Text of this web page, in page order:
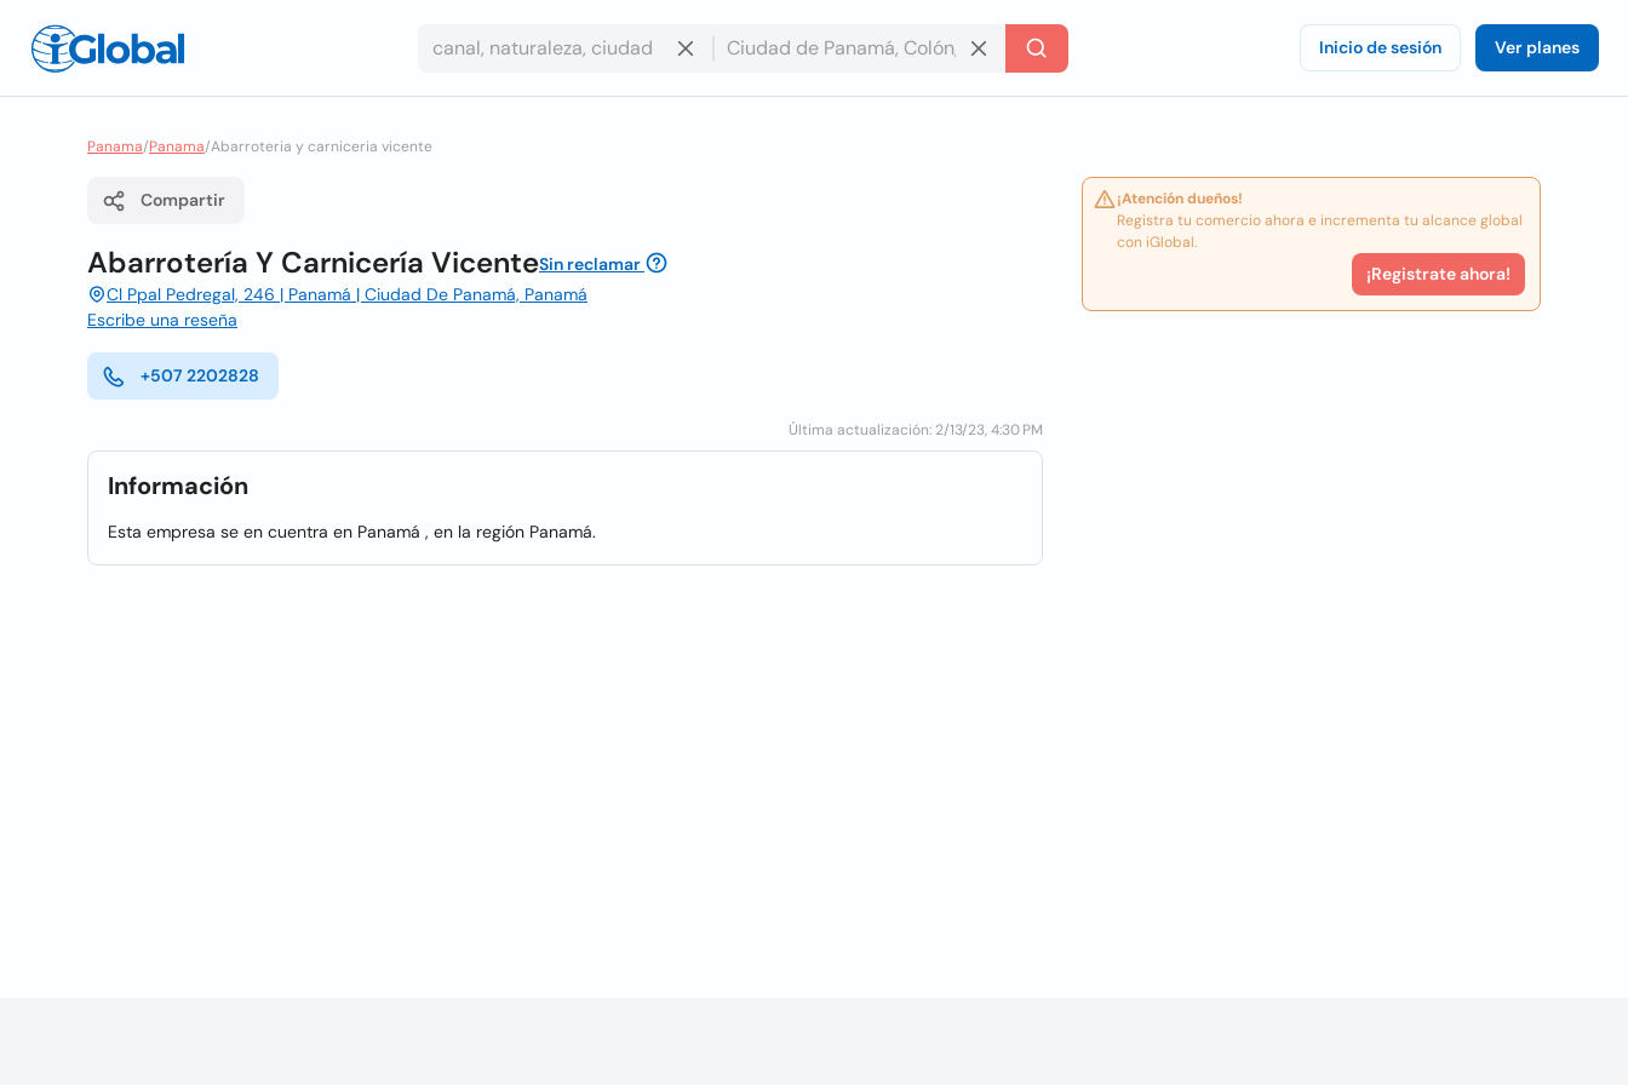
Inicio de sesión Ver planes
Panama/Panama/Abarroteria y carniceria vicente
Compartir
Abarrotería Y Carnicería VicenteSin reclamar
Cl Ppal Pedregal, 246 | Panamá | Ciudad De Panamá, Panamá
Escribe una reseña
+507 2202828
Última actualización: 2/13/23, 4:30 PM
Información
Esta empresa se en cuentra en Panamá , en la región Panamá.
¡Atención dueños!
Registra tu comercio ahora e incrementa tu alcance global
con iGlobal.
¡Registrate ahora!